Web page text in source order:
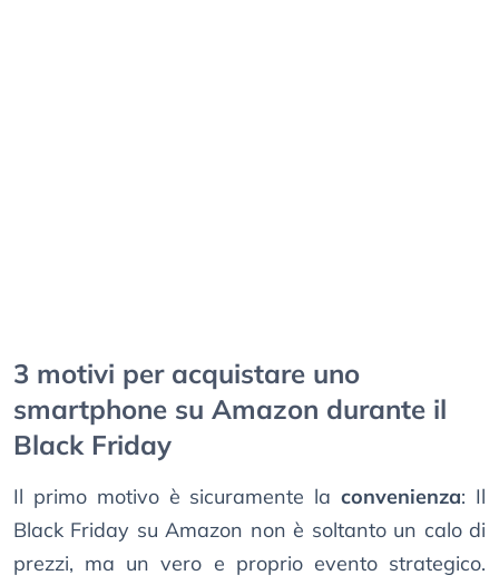
3 motivi per acquistare uno
smartphone su Amazon durante il
Black Friday
Il primo motivo è sicuramente laconvenienza: Il
Black Friday su Amazon non è soltanto un calo di
prezzi, ma un vero e proprio evento strategico.